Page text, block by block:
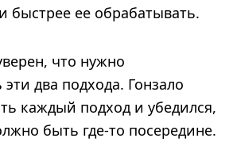
быстрее ее обрабатывать.
что нужно
два подхода. Гонзало
каждый подход и убедился,
быть где-то посередине.